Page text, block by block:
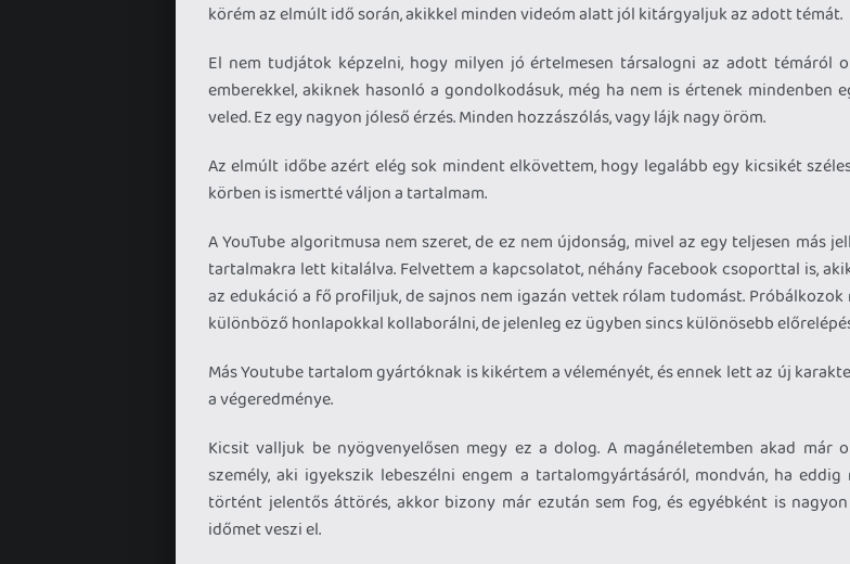
körém az elmúlt idő során, akikkel minden videóm alatt jól kitárgyaljuk az adott témát.
El nem tudjátok képzelni, hogy milyen jó értelmesen társalogni az adott témáról
emberekkel, akiknek hasonló a gondolkodásuk, még ha nem is értenek mindenben
veled. Ez egy nagyon jóleső érzés. Minden hozzászólás, vagy lájk nagy öröm.
Az elmúlt időbe azért elég sok mindent elkövettem, hogy legalább egy kicsikét
körben is ismertté váljon a tartalmam.
A YouTube algoritmusa nem szeret, de ez nem újdonság, mivel az egy teljesen más
tartalmakra lett kitalálva. Felvettem a kapcsolatot, néhány facebook csoporttal is,
az edukáció a fő profiljuk, de sajnos nem igazán vettek rólam tudomást. Próbálkozok
különböző honlapokkal kollaborálni, de jelenleg ez ügyben sincs különösebb
Más Youtube tartalom gyártóknak is kikértem a véleményét, és ennek lett az új
a végeredménye.
Kicsit valljuk be nyögvenyelősen megy ez a dolog. A magánéletemben akad már
személy, aki igyekszik lebeszélni engem a tartalomgyártásáról, mondván, ha eddig
történt jelentős áttörés, akkor bizony már ezután sem fog, és egyébként is
időmet veszi el.